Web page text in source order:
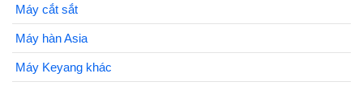
Máy cắt sắt
Máy hàn Asia
Máy Keyang khác